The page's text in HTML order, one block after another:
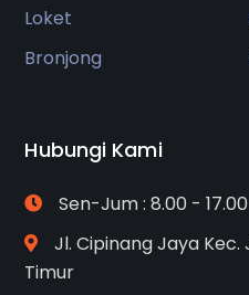
Loket
Bronjong
Hubungi Kami
Sen-Jum : 8.00 - 17.00
Jl. Cipinang Jaya
Timur